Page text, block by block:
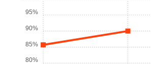
80%
85%
90%
95%